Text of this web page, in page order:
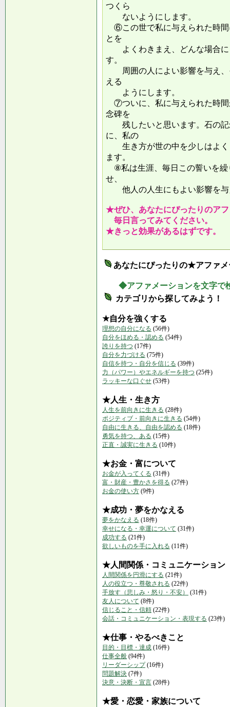
つくら
ないようにします。
⑥この世で私に与えられた時間
とを
よくわきまえ、どんな場合に
す。
周囲の人によい影響を与え、
える
ようにします。
⑦ついに、私に与えられた時間
念碑を
残したいと思います。石の記
に、私の
生き方が世の中を少しはよく
ます。
⑧私は生涯、毎日この誓いを繰
せ、
他人の人生にもよい影響
★ぜひ、あなたにぴったりのア
毎日言ってみてください。
★きっと効果があるはずです。
あなたにぴったりの★アファ
◆アファメーションを文字で
カテゴリから探してみよう！
★自分を強くする
理想の自分になる (56件)
自分をほめる・認める (54件)
誇りを持つ (17件)
自分を力づける (75件)
自信を持つ・自分を信じる (39件)
力（パワー）やエネルギーを持つ (25件)
ラッキーな口ぐせ (53件)
★人生・生き方
人生を前向きに生きる (28件)
ポジティブ・前向きに生きる (54件)
自由に生きる、自由を認める (18件)
勇気を持つ、ある (15件)
正直・誠実に生きる (10件)
★お金・富について
お金が入ってくる (31件)
富・財産・豊かさを得る (27件)
お金の使い方 (9件)
★成功・夢をかなえる
夢をかなえる (18件)
幸せになる・幸運について (31件)
成功する (21件)
欲しいものを手に入れる (11件)
★人間関係・コミュニケーション
人間関係を円滑にする (21件)
人の役立つ・尊敬される (22件)
手放す（悲しみ・怒り・不安）
(31件)
友人について (8件)
信じること・信頼 (22件)
会話・コミュニケーション・表現する (23件)
★仕事・やるべきこと
目的・目標・達成 (16件)
仕事全般 (94件)
リーダーシップ(16件)
問題解決 (7件)
決意・決断・宣言 (28件)
★愛・恋愛・家族について